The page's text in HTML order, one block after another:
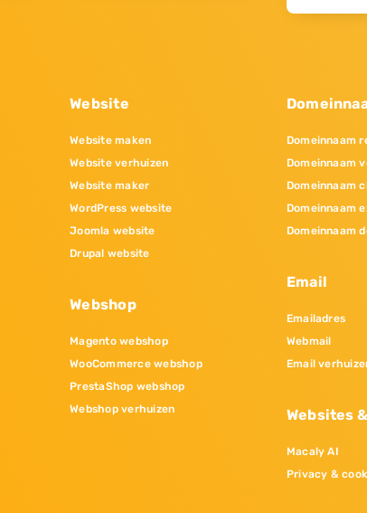
Website
Website maken
Website verhuizen
Website maker
WordPress website
Joomla website
Drupal website
Webshop
Magento webshop
WooCommerce webshop
PrestaShop webshop
Webshop verhuizen
Domeinnaam
Domeinnaam
Domeinnaam
Domeinnaam
Domeinnaam
Email
Emailadres
Webmail
Email
Websites
Macaly AI
Privacy &